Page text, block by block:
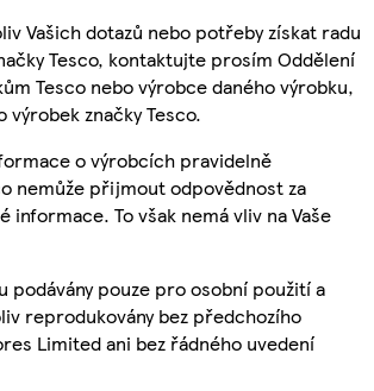
Vašich dotazů nebo potřeby získat radu
Tesco, kontaktujte prosím Oddělení
Tesco nebo výrobce daného výrobku,
výrobek značky Tesco.
o výrobcích pravidelně
nemůže přijmout odpovědnost za
informace. To však nemá vliv na Vaše
podávány pouze pro osobní použití a
reprodukovány bez předchozího
Limited ani bez řádného uvedení